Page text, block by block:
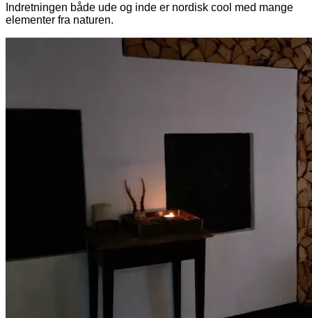
Indretningen både ude og inde er nordisk cool med mange
elementer fra naturen.